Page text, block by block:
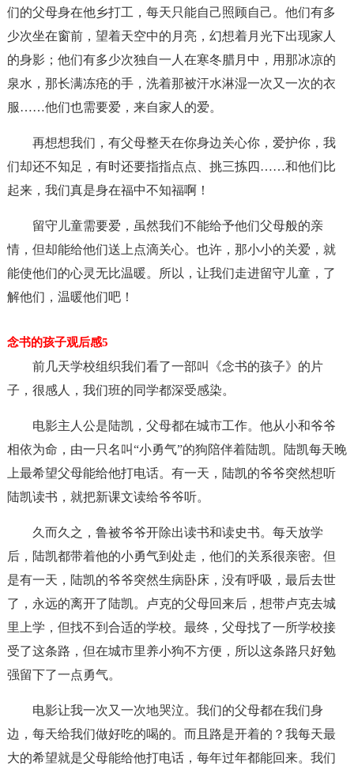
们的父母身在他乡打工，每天只能自己照顾自己。他们有多
少次坐在窗前，望着天空中的月亮，幻想着月光下出现家人
的身影；他们有多少次独自一人在寒冬腊月中，用那冰凉的
泉水，那长满冻疮的手，洗着那被汗水淋湿一次又一次的衣
服……他们也需要爱，来自家人的爱。
再想想我们，有父母整天在你身边关心你，爱护你，我
们却还不知足，有时还要指指点点、挑三拣四……和他们比
起来，我们真是身在福中不知福啊！
留守儿童需要爱，虽然我们不能给予他们父母般的亲
情，但却能给他们送上点滴关心。也许，那小小的关爱，就
能使他们的心灵无比温暖。所以，让我们走进留守儿童，了
解他们，温暖他们吧！
念书的孩子观后感5
前几天学校组织我们看了一部叫《念书的孩子》的片
子，很感人，我们班的同学都深受感染。
电影主人公是陆凯，父母都在城市工作。他从小和爷爷
相依为命，由一只名叫“小勇气”的狗陪伴着陆凯。陆凯每天晚
上最希望父母能给他打电话。有一天，陆凯的爷爷突然想听
陆凯读书，就把新课文读给爷爷听。
久而久之，鲁被爷爷开除出读书和读史书。每天放学
后，陆凯都带着他的小勇气到处走，他们的关系很亲密。但
是有一天，陆凯的爷爷突然生病卧床，没有呼吸，最后去世
了，永远的离开了陆凯。卢克的父母回来后，想带卢克去城
里上学，但找不到合适的学校。最终，父母找了一所学校接
受了这条路，但在城市里养小狗不方便，所以这条路只好勉
强留下了一点勇气。
电影让我一次又一次地哭泣。我们的父母都在我们身
边，每天给我们做好吃的喝的。而且路是开着的？我每天最
大的希望就是父母能给他打电话，每年过年都能回来。我们